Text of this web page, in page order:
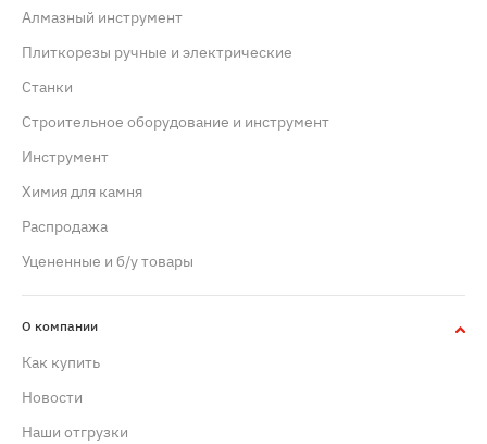
Алмазный инструмент
Плиткорезы ручные и электрические
Станки
Строительное оборудование и инструмент
Инструмент
Химия для камня
Распродажа
Уцененные и б/у товары
О компании
Как купить
Новости
Наши отгрузки